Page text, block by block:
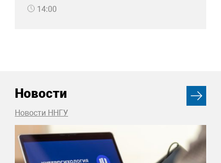
14:00
Новости
Новости ННГУ